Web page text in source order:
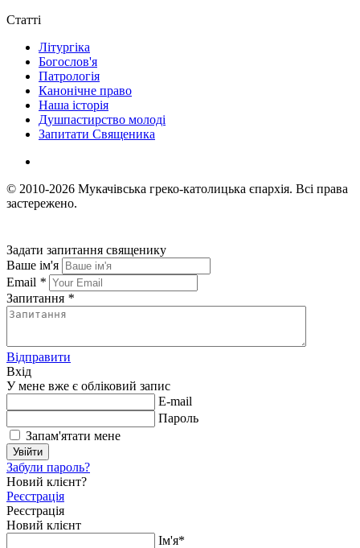
Статті
Літургіка
Богослов'я
Патрологія
Канонічне право
Наша історія
Душпастирство молоді
Запитати Священика
© 2010-2026 Мукачівська греко-католицька єпархія. Всі права
застережено.
Задати запитання священику
Ваше ім'я
Email *
Запитання *
Відправити
Вхід
У мене вже є обліковий запис
E-mail
Пароль
Запам'ятати мене
Увійти
Забули пароль?
Новий клієнт?
Реєстрація
Реєстрація
Новий клієнт
Ім'я*